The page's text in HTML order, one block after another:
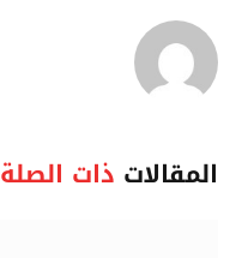
المقالات ذات الصلة